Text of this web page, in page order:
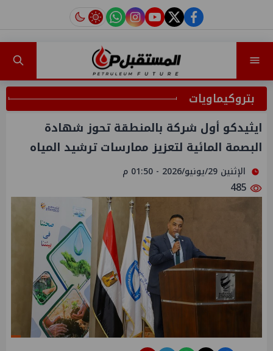
facebook
twitter
youtube
instagram
tiktok
بتروكيماويات
ايثيدكو أول شركة بالمنطقة تحوز شهادة
البصمة المائية لتعزيز ممارسات ترشيد المياه
الإثنين 29/يونيو/2026 - 01:50 م